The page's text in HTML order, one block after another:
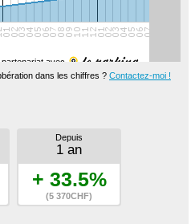
avec
dans les chiffres ? Contactez-moi !
Depuis
1 an
+ 33.5%
(5 370CHF)